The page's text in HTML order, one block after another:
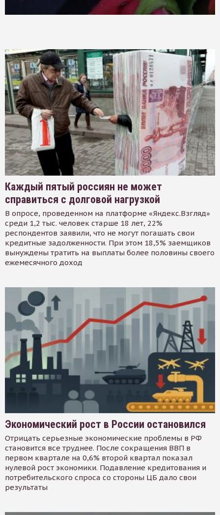
Каждый пятый россиян не может
справиться с долговой нагрузкой
В опросе, проведенном на платформе «Яндекс.Взгляд»
среди 1,2 тыс. человек старше 18 лет, 22%
респондентов заявили, что не могут погашать свои
кредитные задолженности. При этом 18,5% заемщиков
вынуждены тратить на выплаты более половины своего
ежемесячного доход
Экономический рост в России остановился
Отрицать серьезные экономические проблемы в РФ
становится все труднее. После сокращения ВВП в
первом квартале на 0,6% второй квартал показал
нулевой рост экономики. Подавление кредитования и
потребительского спроса со стороны ЦБ дало свои
результаты